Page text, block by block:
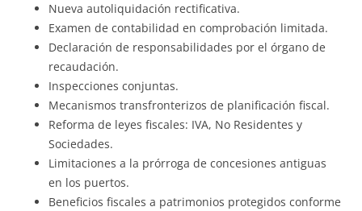
Nueva autoliquidación rectificativa.
Examen de contabilidad en comprobación limitada.
Declaración de responsabilidades por el órgano de
recaudación.
Inspecciones conjuntas.
Mecanismos transfronterizos de planificación fiscal.
Reforma de leyes fiscales: IVA, No Residentes y
Sociedades.
Limitaciones a la prórroga de concesiones antiguas
en los puertos.
Beneficios fiscales a patrimonios protegidos conforme